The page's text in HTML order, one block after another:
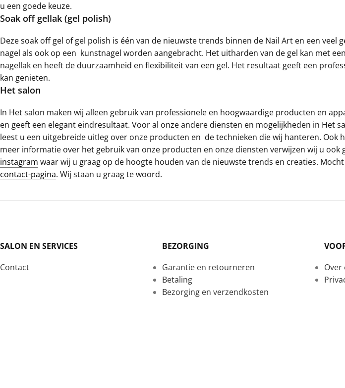
u een goede keuze.
Soak off gellak (gel polish)
Deze soak off gel of gel polish is één van de nieuwste trends binnen de Nail Art en een
nagel als ook op een kunstnagel worden aangebracht. Het uitharden van de gel kan met
nagellak en heeft de duurzaamheid en flexibiliteit van een gel. Het resultaat geeft een
kan genieten.
Het salon
In Het salon maken wij alleen gebruik van professionele en hoogwaardige producten en
en geeft een elegant eindresultaat. Voor al onze andere diensten en mogelijkheden in Het
leest u een uitgebreide uitleg over onze producten en de technieken die wij hanteren. Ook
meer informatie over het gebruik van onze producten en onze diensten verwijzen wij u
instagram waar wij u graag op de hoogte houden van de nieuwste trends en creaties.
contact-pagina. Wij staan u graag te woord.
SALON EN SERVICES
Contact
BEZORGING
Garantie en retourneren
Betaling
Bezorging en verzendkosten
Over